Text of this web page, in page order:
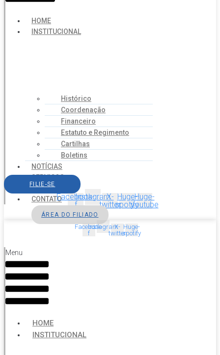
HOME
INSTITUCIONAL
Histórico
Coordenação
Financeiro
Estatuto e Regimento
Cartilhas
Boletins
NOTÍCIAS
SERVIÇOS
AGENDA
CONTATO
FILIE-SE
Facebook-
f
InstagramX-
twitter
Huge-
spotify
Huge-
youtube
ÁREA DO FILIADO
Facebook-
f
InstagramX-
twitter
Huge-
spotify
Menu
HOME
INSTITUCIONAL